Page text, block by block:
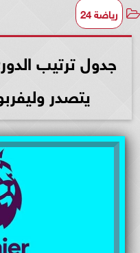
رياضة 24
جدول ترتيب
يتصدر